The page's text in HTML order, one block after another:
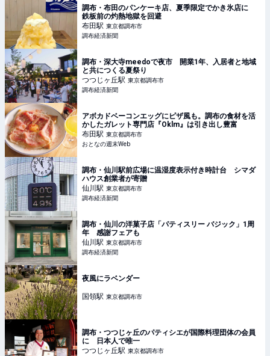
調布・布田のパンケーキ店、夏季限定でかき氷店に
鉄板前の灼熱地獄を回避
布田駅 東京都調布市
調布経済新聞
調布・深大寺meedoで夜市 開業1年、入居者と地域
と共につくる夏祭り
つつじヶ丘駅 東京都調布市
調布経済新聞
アボカドベーコンエッグにピザ風も。調布の食材を活
かしたガレット専門店『Oklm』は引き出し豊富
布田駅 東京都調布市
おとなの週末Web
調布・仙川駅前広場に温湿度表示付き時計台 シマダ
ハウス創業者が寄贈
仙川駅 東京都調布市
調布経済新聞
調布・仙川の洋菓子店「パティスリー バジック」1周
年 感謝フェアも
仙川駅 東京都調布市
調布経済新聞
夜風にラベンダー
国領駅 東京都調布市
調布・つつじヶ丘のパティシエが国際料理団体の会員
に 日本人で唯一
つつじヶ丘駅 東京都調布市